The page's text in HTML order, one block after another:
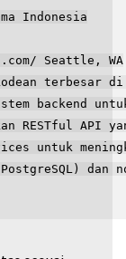
Indonesia
Seattle, WA
terbesar
sistem
RESTful
untuk
dan